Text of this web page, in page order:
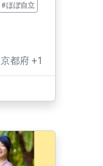
#ほぼ自立
京都府 +1